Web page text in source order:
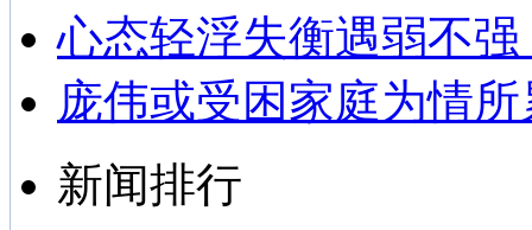
心态轻浮失衡遇弱不
庞伟或受困家庭为情
新闻排行